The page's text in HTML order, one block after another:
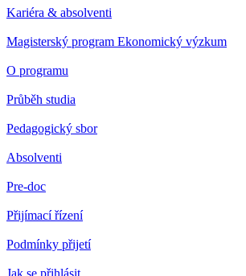
Kariéra & absolventi
Magisterský program Ekonomický výzkum
O programu
Průběh studia
Pedagogický sbor
Absolventi
Pre-doc
Přijímací řízení
Podmínky přijetí
Jak se přihlásit